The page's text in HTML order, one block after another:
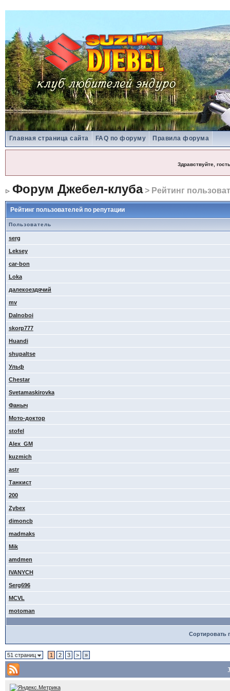
Главная страница сайта FAQ по форуму Правила форума
Здравствуйте, гость
Форум Джебел-клуба> Рейтинг
Рейтинг пользователей по репутации
Пользователь
serg
Leksey
car-bon
Loka
далекоездячий
mv
Dalnoboi
skorp777
Huandi
shupaltse
Ульф
Сhestar
Svetamaskirovka
Фаныч
Мото-доктор
stofel
Alex_GM
kuzmich
astr
Танкист
200
Zybex
dimoncb
madmaks
Mik
amdmen
IVANYCH
Serg696
MCVL
motoman
Сортировать
51 страниц 1 2 3 > »